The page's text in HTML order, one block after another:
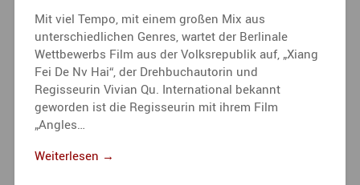
Mit viel Tempo, mit einem großen Mix aus
unterschiedlichen Genres, wartet der Berlinale
Wettbewerbs Film aus der Volksrepublik auf, „Xiang
Fei De Nv Hai“, der Drehbuchautorin und
Regisseurin Vivian Qu. International bekannt
geworden ist die Regisseurin mit ihrem Film
„Angles…
Weiterlesen →